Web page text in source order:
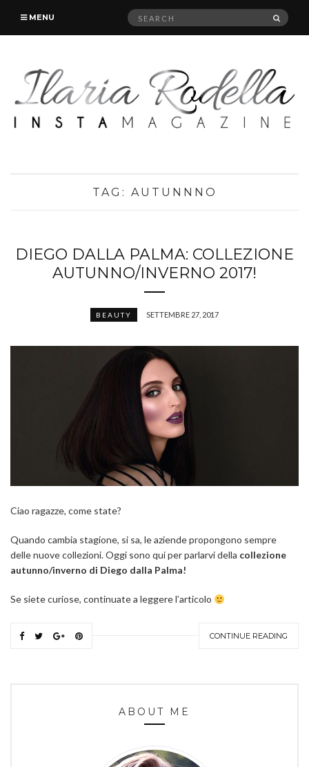
MENU
Search
TAG: AUTUNNNO
DIEGO DALLA PALMA: COLLEZIONE
AUTUNNO/INVERNO 2017!
BEAUTY SETTEMBRE 27, 2017
Ciao ragazze, come state?
Quando cambia stagione, si sa, le aziende propongono sempre
delle nuove collezioni. Oggi sono qui per parlarvi della collezione
autunno/inverno di Diego dalla Palma!
Se siete curiose, continuate a leggere l’articolo
CONTINUE READING
ABOUT ME